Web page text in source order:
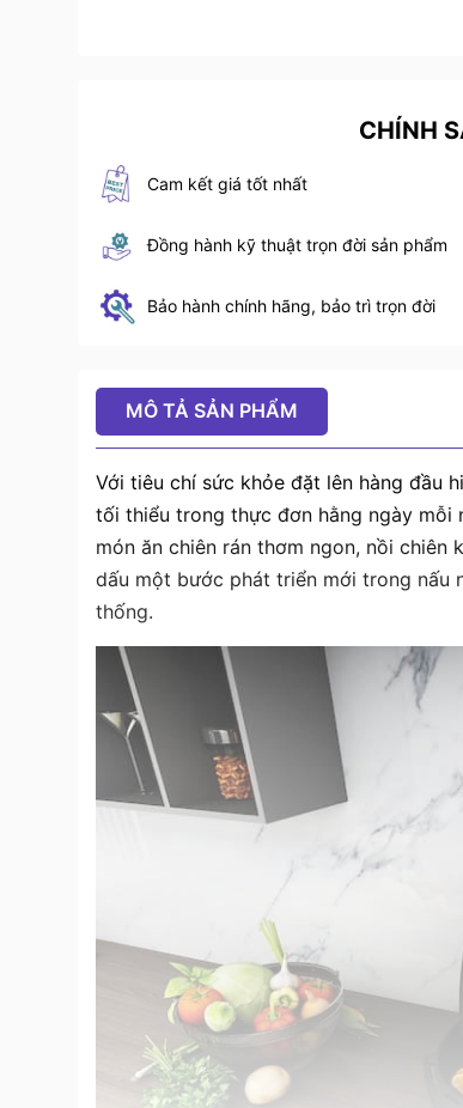
CHÍNH
Cam kết giá tốt nhất
Đồng hành kỹ thuật trọn đời sản phẩm
Bảo hành chính hãng, bảo trì trọn đời
MÔ TẢ SẢN PHẨM
Với tiêu chí sức khỏe đặt lên hàng đầu
tối thiểu trong thực đơn hằng ngày
món ăn chiên rán thơm ngon, nồi
dấu một bước phát triển mới trong nấu
thống.